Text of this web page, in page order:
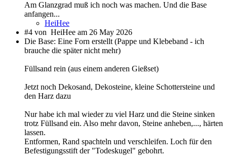
Am Glanzgrad muß ich noch was machen. Und die Base
anfangen...
HeiHee
#4 von HeiHee am 26 May 2026
Die Base: Eine Forn erstellt (Pappe und Klebeband - ich
brauche die später nicht mehr)
Füllsand rein (aus einem anderen Gießset)
Jetzt noch Dekosand, Dekosteine, kleine Schottersteine und
den Harz dazu
Nur habe ich mal wieder zu viel Harz und die Steine sinken
trotz Füllsand ein. Also mehr davon, Steine anheben,..., härten
lassen.
Entformen, Rand spachteln und verschleifen. Loch für den
Befestigungsstift der "Todeskugel" gebohrt.